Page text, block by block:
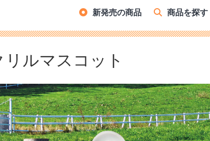
新発売の商品 商品を探す
ルマスコット